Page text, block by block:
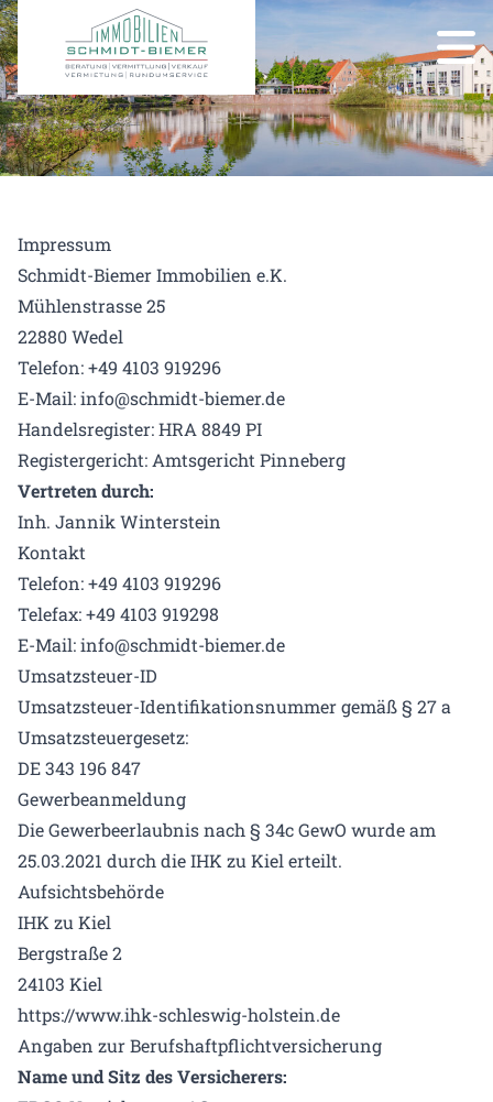
Impressum
Schmidt-Biemer Immobilien e.K.
Mühlenstrasse 25
22880 Wedel
Telefon: +49 4103 919296
E-Mail: info@schmidt-biemer.de
Handelsregister: HRA 8849 PI
Registergericht: Amtsgericht Pinneberg
Vertreten durch:
Inh. Jannik Winterstein
Kontakt
Telefon: +49 4103 919296
Telefax: +49 4103 919298
E-Mail: info@schmidt-biemer.de
Umsatzsteuer-ID
Umsatzsteuer-Identifikationsnummer gemäß § 27 a
Umsatzsteuergesetz:
DE 343 196 847
Gewerbeanmeldung
Die Gewerbeerlaubnis nach § 34c GewO wurde am
25.03.2021 durch die IHK zu Kiel erteilt.
Aufsichtsbehörde
IHK zu Kiel
Bergstraße 2
24103 Kiel
https://www.ihk-schleswig-holstein.de
Angaben zur Berufshaftpflichtversicherung
Name und Sitz des Versicherers: